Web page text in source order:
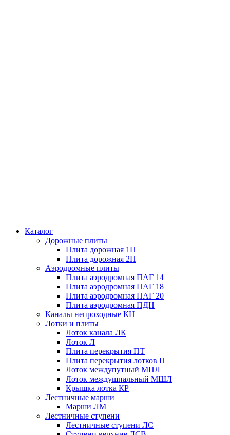
Каталог
Дорожные плиты
Плита дорожная 1П
Плита дорожная 2П
Аэродромные плиты
Плита аэродромная ПАГ 14
Плита аэродромная ПАГ 18
Плита аэродромная ПАГ 20
Плита аэродромная ПДН
Каналы непроходные КН
Лотки и плиты
Лоток канала ЛК
Лоток Л
Плита перекрытия ПТ
Плита перекрытия лотков П
Лоток междупутный МПЛ
Лоток междушпальный МШЛ
Крышка лотка КР
Лестничные марши
Марши ЛМ
Лестничные ступени
Лестничные ступени ЛС